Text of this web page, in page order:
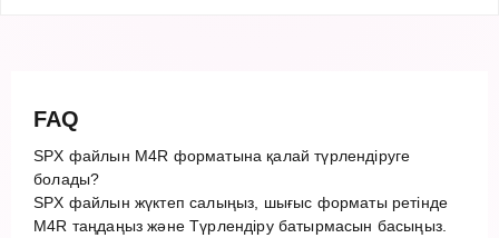
FAQ
SPX файлын M4R форматына қалай түрлендіруге
болады?
SPX файлын жүктеп салыңыз, шығыс форматы ретінде
M4R таңдаңыз және Түрлендіру батырмасын басыңыз.